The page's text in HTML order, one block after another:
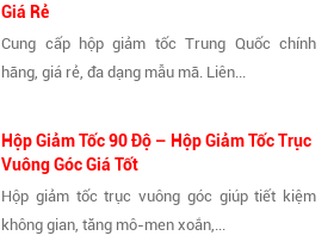
Giá Rẻ
Cung cấp hộp giảm tốc Trung Quốc chính
hãng, giá rẻ, đa dạng mẫu mã. Liên...
Hộp Giảm Tốc 90 Độ – Hộp Giảm Tốc Trục
Vuông Góc Giá Tốt
Hộp giảm tốc trục vuông góc giúp tiết kiệm
không gian, tăng mô-men xoắn,...